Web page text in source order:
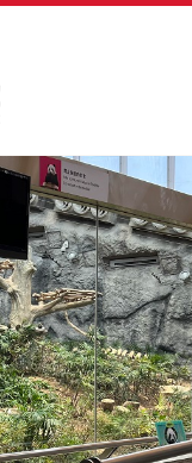
查看原圖